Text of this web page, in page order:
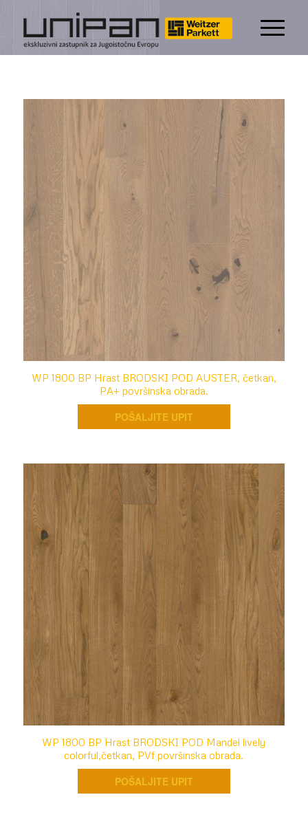
WP 1800 BP Hrast BRODSKI POD AUSTER, četkan,
PA+ površinska obrada.
POŠALJITE UPIT
WP 1800 BP Hrast BRODSKI POD Mandel lively
colorful,četkan, PVf površinska obrada.
POŠALJITE UPIT